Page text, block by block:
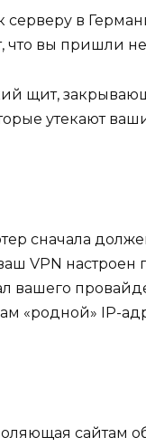
в
вы пришли
щит,
утекают
сначала
VPN настроен
вашего
«родной» IP-